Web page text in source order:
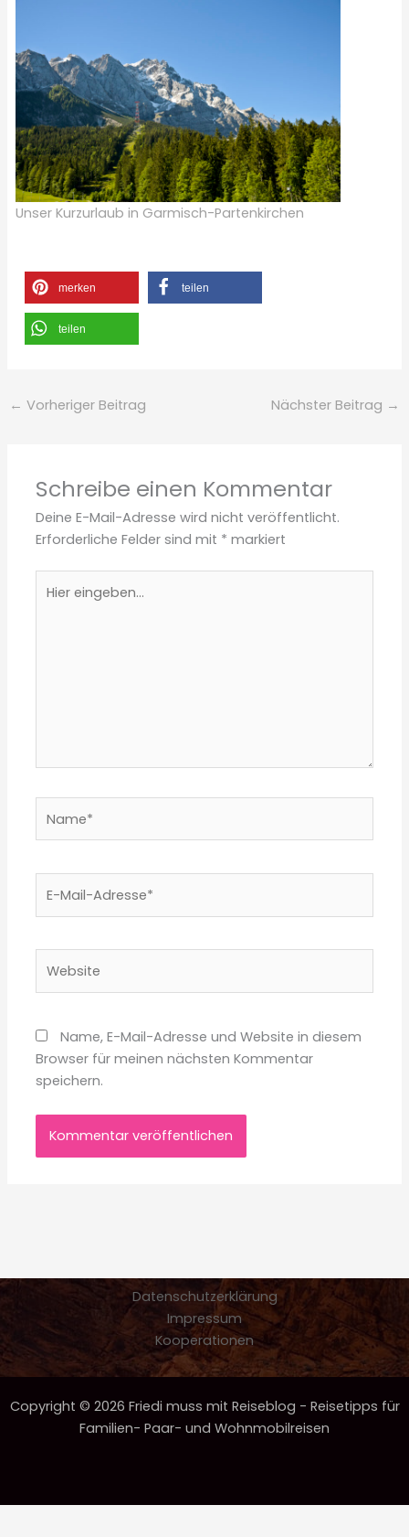
Unser Kurzurlaub in Garmisch-Partenkirchen
merken teilen
teilen
← Vorheriger Beitrag Nächster Beitrag →
Schreibe einen Kommentar
Deine E-Mail-Adresse wird nicht veröffentlicht.
Erforderliche Felder sind mit * markiert
eingeben…
Mail-
Name, E-Mail-Adresse und Website in diesem
Browser für meinen nächsten Kommentar
speichern.
Datenschutzerklärung
Impressum
Kooperationen
Copyright © 2026 Friedi muss mit Reiseblog - Reisetipps für
Familien- Paar- und Wohnmobilreisen